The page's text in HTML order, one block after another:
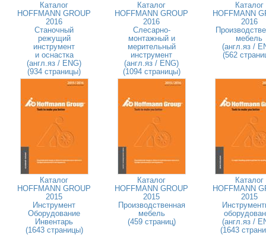
Каталог
HOFFMANN GROUP
2016
Станочный
режущий
инструмент
и оснастка
(англ.яз / ENG)
(934 страницы)
Каталог
HOFFMANN GROUP
2016
Слесарно-
монтажный и
мерительный
инструмент
(англ.яз / ENG)
(1094 страницы)
Каталог
HOFFMANN
2016
мебель
(англ.яз /
(562
Каталог
HOFFMANN GROUP
2015
Инструмент
Оборудование
Инвентарь
(1643 страницы)
Каталог
HOFFMANN GROUP
2015
Производственная
мебель
(459 страниц)
Каталог
HOFFMANN
2015
(англ.яз /
(1643